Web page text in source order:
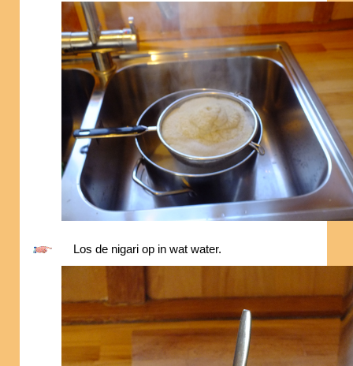
Los de nigari op in wat water.